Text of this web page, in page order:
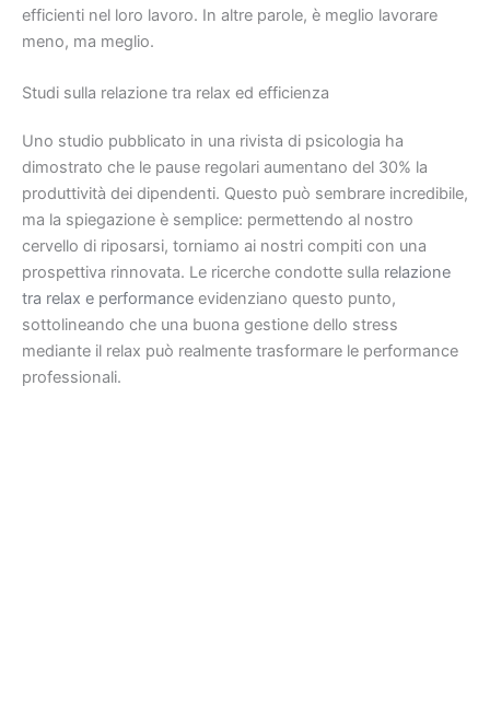
efficienti nel loro lavoro. In altre parole, è meglio lavorare
meno, ma meglio.
Studi sulla relazione tra relax ed efficienza
Uno studio pubblicato in una rivista di psicologia ha
dimostrato che le pause regolari aumentano del 30% la
produttività dei dipendenti. Questo può sembrare incredibile,
ma la spiegazione è semplice: permettendo al nostro
cervello di riposarsi, torniamo ai nostri compiti con una
prospettiva rinnovata. Le ricerche condotte sulla relazione
tra relax e performance evidenziano questo punto,
sottolineando che una buona gestione dello stress
mediante il relax può realmente trasformare le performance
professionali.